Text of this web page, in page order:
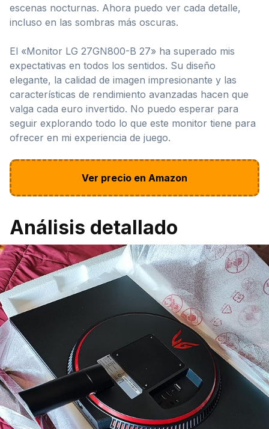
escenas nocturnas. Ahora puedo ver cada detalle,
incluso en las sombras más oscuras.
El «Monitor LG 27GN800-B 27» ha superado mis
expectativas en todos los sentidos. Su diseño
elegante, la calidad de imagen impresionante y las
características de rendimiento avanzadas hacen que
valga cada euro invertido. No puedo esperar para
seguir explorando todo lo que este monitor tiene para
ofrecer en mi experiencia de juego.
Ver precio en Amazon
Análisis detallado